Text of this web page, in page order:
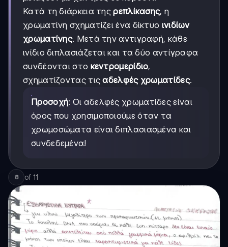
Κατά τη διάρκεια τηςρεπλίκασης, η
χρωματίνη σχηματίζει ένα δίκτυο ινιδίων
χρωματίνης. Μετά την αντιγραφή, κάθε
ινίδιο διπλασιάζεται και τα δύο αντίγραφα
συνδέονται στο κεντρομερίδιο,
σχηματίζοντας τιςαδελφές χρωματίδες.
Προσοχή: Οι αδελφές χρωματίδες είναι
όρος που χρησιμοποιούμε όταν τα
χρωμοσώματα είναι διπλασιασμένα και
συνδεδεμένα!
8 of 11